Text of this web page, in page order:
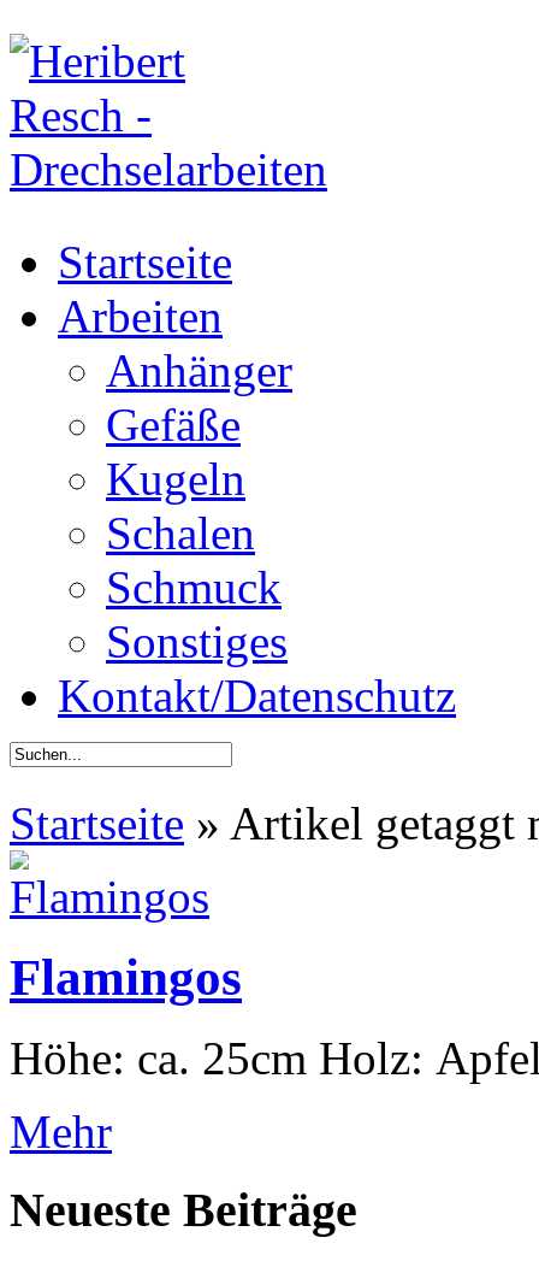
Startseite
Arbeiten
Anhänger
Gefäße
Kugeln
Schalen
Schmuck
Sonstiges
Kontakt/Datenschutz
Startseite » Artikel getaggt
Flamingos
Höhe: ca. 25cm Holz:
Mehr
Neueste Beiträge